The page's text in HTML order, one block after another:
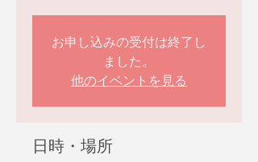
お申し込みの受付は終了し
ました。
他のイベントを見る
日時・場所